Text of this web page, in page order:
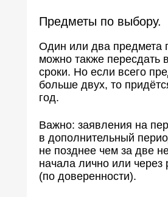
Предметы по выбору.
Один или два предмета
можно также пересдать
сроки. Но если всего
больше двух, то
год.
Важно: заявления на
в дополнительный
не позднее чем за две
начала лично или через
(по доверенности).